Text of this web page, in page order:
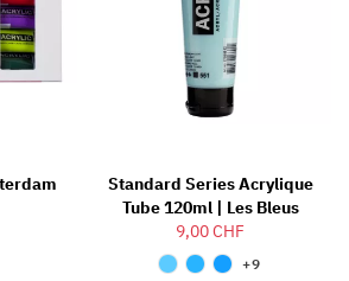
Standard Series Acrylique
Tube 120ml | Les Bleus
9,00 CHF
+9